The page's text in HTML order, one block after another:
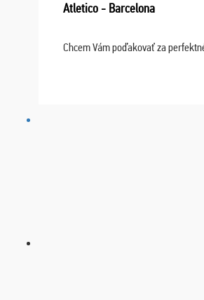
Atletico - Barcelona
Chcem Vám poďakovať za